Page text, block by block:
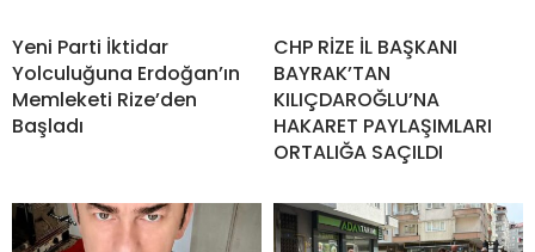
Yeni Parti İktidar
Yolculuğuna Erdoğan’ın
Memleketi Rize’den
Başladı
CHP RİZE İL BAŞKANI
BAYRAK’TAN
KILIÇDAROĞLU’NA
HAKARET PAYLAŞIMLARI
ORTALIĞA SAÇILDI